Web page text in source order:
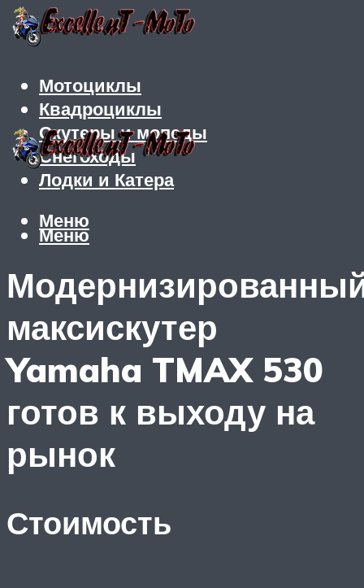
Мотоциклы
Квадроциклы
Скутеры и мопеды
Снегоходы
Лодки и Катера
Меню
Меню
максискутер
Yamaha TMAX 530
готов к выходу на
рынок
Стоимость